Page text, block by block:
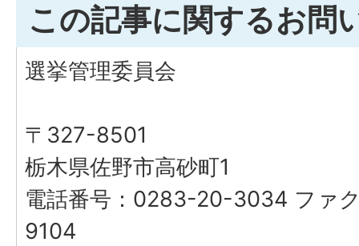
この記事に関するお問
選挙管理委員会
〒327-8501
栃木県佐野市高砂町1
電話番号：0283-20-3034 ファ
9104